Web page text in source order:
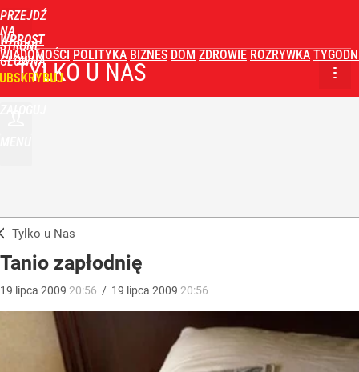
PRZEJDŹ
NA
STRONĘ
GŁÓWNĄ
WPROST
WIADOMOŚCI POLITYKA BIZNES DOM ZDROWIE ROZRYWKA
TYLKO U NAS
Tylko u Nas
Tanio zapłodnię
19 lipca 2009 20:56 / 19 lipca 2009 20:56